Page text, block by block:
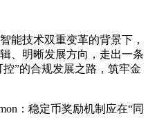
能技术双重变革的背景下，
、明晰发展方向，走出一条
控”的合规发展之路，筑牢金
：稳定币奖励机制应在“同